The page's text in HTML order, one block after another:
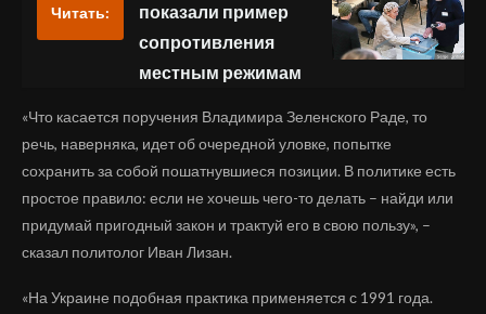
Читать:
показали пример
сопротивления
местным режимам
«Что касается поручения Владимира Зеленского Раде, то
речь, наверняка, идет об очередной уловке, попытке
сохранить за собой пошатнувшиеся позиции. В политике есть
простое правило: если не хочешь чего-то делать – найди или
придумай пригодный закон и трактуй его в свою пользу», –
сказал политолог Иван Лизан.
«На Украине подобная практика применяется с 1991 года.